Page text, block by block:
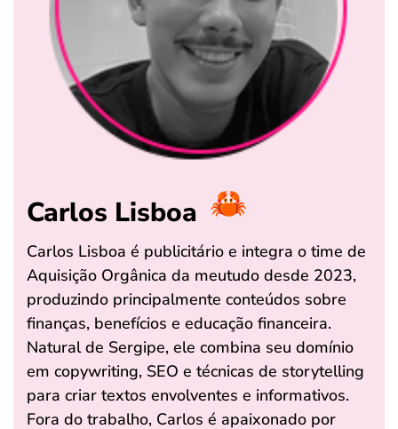
Carlos Lisboa
Carlos Lisboa é publicitário e integra o time de
Aquisição Orgânica da meutudo desde 2023,
produzindo principalmente conteúdos sobre
finanças, benefícios e educação financeira.
Natural de Sergipe, ele combina seu domínio
em copywriting, SEO e técnicas de storytelling
para criar textos envolventes e informativos.
Fora do trabalho, Carlos é apaixonado por